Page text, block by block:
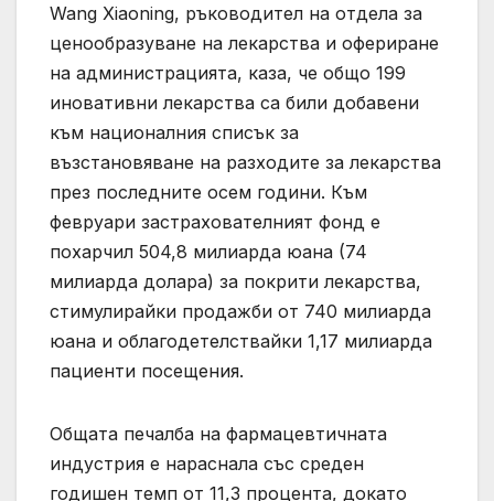
Wang Xiaoning, ръководител на отдела за
ценообразуване на лекарства и офериране
на администрацията, каза, че общо 199
иновативни лекарства са били добавени
към националния списък за
възстановяване на разходите за лекарства
през последните осем години. Към
февруари застрахователният фонд е
похарчил 504,8 милиарда юана (74
милиарда долара) за покрити лекарства,
стимулирайки продажби от 740 милиарда
юана и облагодетелствайки 1,17 милиарда
пациенти посещения.
Общата печалба на фармацевтичната
индустрия е нараснала със среден
годишен темп от 11,3 процента, докато